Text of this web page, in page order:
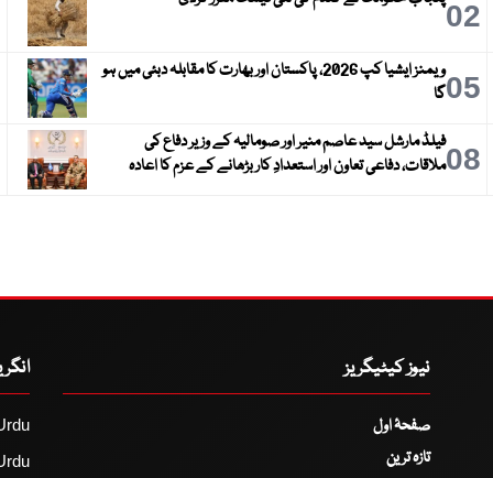
02
05
ویمنز ایشیا کپ 2026، پاکستان اور بھارت کا مقابلہ دبئی میں ہو
گا
08فیلڈ مارشل سید عاصم منیر اور صومالیہ کے وزیر دفاع کی
ملاقات، دفاعی تعاون اور استعدادِ کار بڑھانے کے عزم کا اعادہ
نیوز کیٹیگریز
صفحۂ اول
تازہ ترین